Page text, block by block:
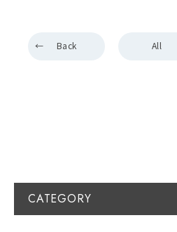
Back All
CATEGORY